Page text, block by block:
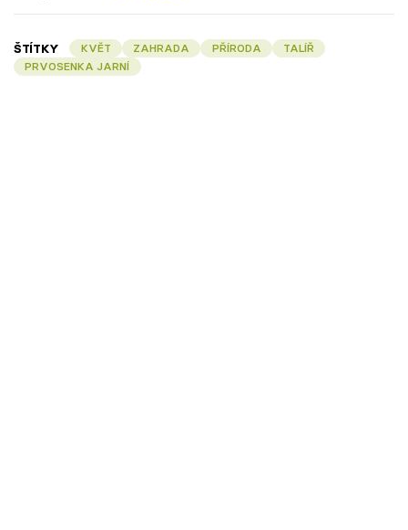
ŠTÍTKY KVĚT ZAHRADA PŘÍRODA
TALÍŘ
PRVOSENKA JARNÍ